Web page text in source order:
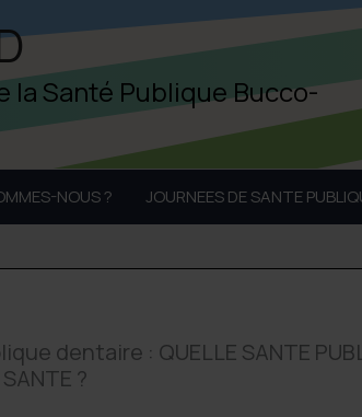
la Santé Publique Bucco-
NOUS ? JOURNEES DE SANTE
dentaire : QUELLE SANTE
?